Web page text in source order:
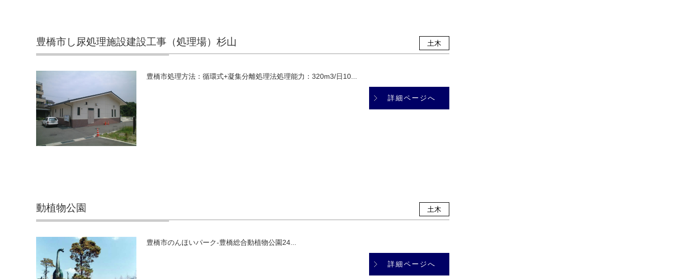
土木
豊橋市し尿処理施設建設工事（処理場）杉山
豊橋市処理方法：循環式+凝集分離処理法処理能力：320m3/日10...
詳細ページへ
土木
動植物公園
豊橋市のんほいパーク-豊橋総合動植物公園24...
詳細ページへ